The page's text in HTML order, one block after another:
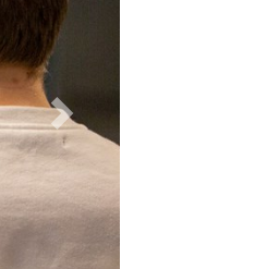
Next